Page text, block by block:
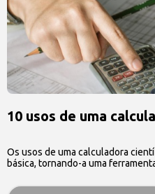
10 usos de uma
Os usos de uma calculadora
básica, tornando-a uma